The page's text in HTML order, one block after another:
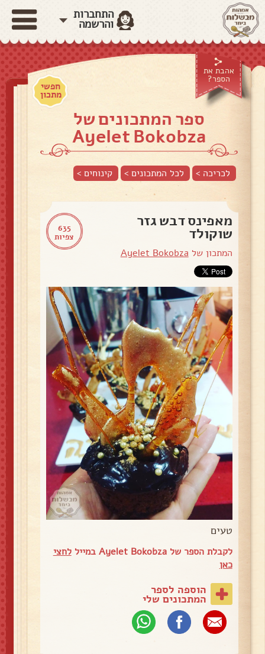
התחברות
והרשמה
אהבת את
הספר?
חפשי
מתכון
ספר המתכונים של
Ayelet Bokobza
לכריכה > לכל המתכונים > קינוחים>
635
צפיות
מאפינס דבש גזר
שוקולד
המתכון של Ayelet Bokobza
טעים
לקבלת הספר של Ayelet Bokobza במייל
לחצי
כאן
הוספה לספר
המתכונים שלי